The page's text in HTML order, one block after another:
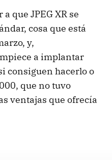
que JPEG XR se
cosa que está
y,
a implantar
consiguen hacerlo o
que no tuvo
ventajas que ofrecía